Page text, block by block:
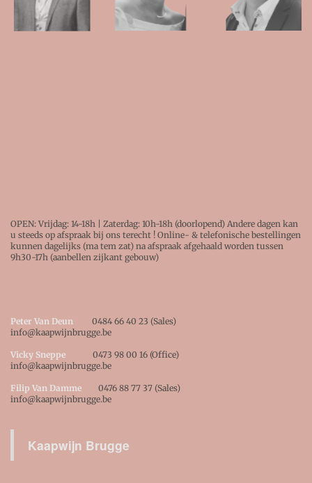
OPEN: Vrijdag: 14-18h | Zaterdag: 10h-18h (doorlopend) Andere dagen kan
u steeds op afspraak bij ons terecht ! Online- & telefonische bestellingen
kunnen dagelijks (ma tem zat) na afspraak afgehaald worden tussen
9h30-17h (aanbellen zijkant gebouw)
Peter Van Deun 0484 66 40 23 (Sales)
info@kaapwijnbrugge.be
Vicky Sneppe
0473 98 00 16 (Office)
info@kaapwijnbrugge.be
Filip Van Damme
0476 88 77 37 (Sales)
info@kaapwijnbrugge.be
Kaapwijn Brugge